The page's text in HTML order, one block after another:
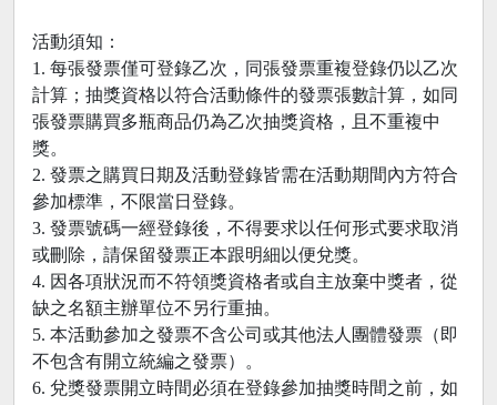
活動須知：
1. 每張發票僅可登錄乙次，同張發票重複登錄仍以乙次
計算；抽獎資格以符合活動條件的發票張數計算，如同
張發票購買多瓶商品仍為乙次抽獎資格，且不重複中
獎。
2. 發票之購買日期及活動登錄皆需在活動期間內方符合
參加標準，不限當日登錄。
3. 發票號碼一經登錄後，不得要求以任何形式要求取消
或刪除，請保留發票正本跟明細以便兌獎。
4. 因各項狀況而不符領獎資格者或自主放棄中獎者，從
缺之名額主辦單位不另行重抽。
5. 本活動參加之發票不含公司或其他法人團體發票（即
不包含有開立統編之發票）。
6. 兌獎發票開立時間必須在登錄參加抽獎時間之前，如